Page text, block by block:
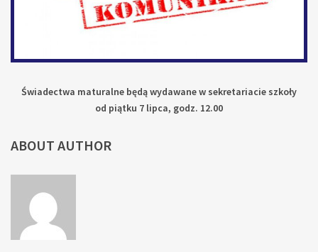
Świadectwa maturalne będą wydawane w sekretariacie szkoły
od piątku 7 lipca, godz. 12.00
ABOUT AUTHOR